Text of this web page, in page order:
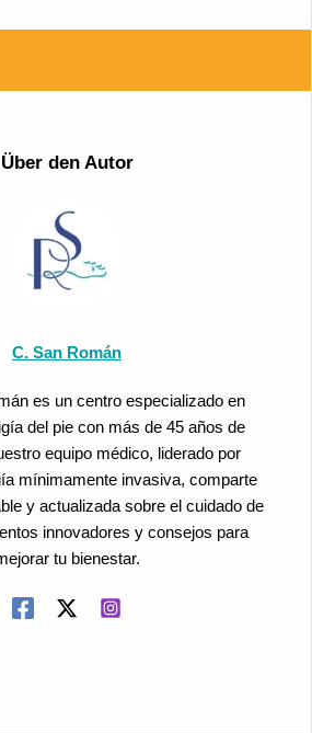
Über den Autor
C. San Román
es un centro especializado en
del pie con más de 45 años de
equipo médico, liderado por
mínimamente invasiva, comparte
y actualizada sobre el cuidado de
innovadores y consejos para
tu bienestar.